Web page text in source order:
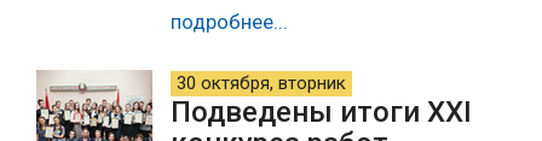
подробнее...
30 октября, вторник
Подведены итоги XXI